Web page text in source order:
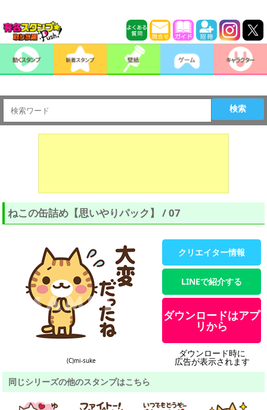
検索
ねこの缶詰め【思いやりパック】 / 07
(C)mi-suke
クリエイター情報
LINEで紹介する
ダウンロードはアプ
リから
ダウンロード時に
広告が表示されます
同じシリーズの他のスタンプはこちら